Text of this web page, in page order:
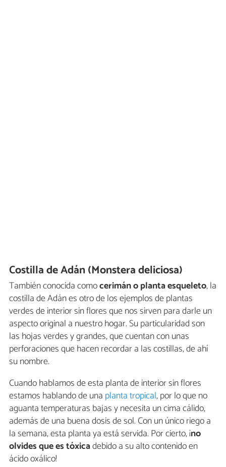
Costilla de Adán (Monstera deliciosa)
También conocida comocerimán o planta esqueleto, la
costilla de Adán es otro de los ejemplos de plantas
verdes de interior sin flores que nos sirven para darle un
aspecto original a nuestro hogar. Su particularidad son
las hojas verdes y grandes, que cuentan con unas
perforaciones que hacen recordar a las costillas, de ahí
su nombre.
Cuando hablamos de esta planta de interior sin flores
estamos hablando de una planta tropical, por lo que no
aguanta temperaturas bajas y necesita un cima cálido,
además de una buena dosis de sol. Con un único riego a
la semana, esta planta ya está servida. Por cierto, ¡no
olvides que es tóxicadebido a su alto contenido en
ácido oxálico!